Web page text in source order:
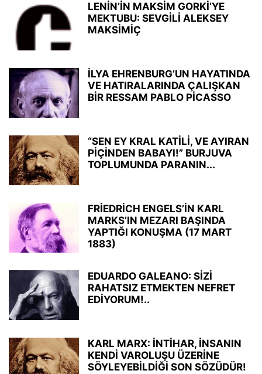
LENİN’İN MAKSİM GORKİ’YE
MEKTUBU: SEVGİLİ ALEKSEY
MAKSİMİÇ
İLYA EHRENBURG’UN HAYATINDA
VE HATIRALARINDA ÇALIŞKAN
BİR RESSAM PABLO PİCASSO
“SEN EY KRAL KATİLİ, VE AYIRAN
PİÇİNDEN BABAYI!” BURJUVA
TOPLUMUNDA PARANIN...
FRİEDRİCH ENGELS’İN KARL
MARKS’IN MEZARI BAŞINDA
YAPTIĞI KONUŞMA (17 MART
1883)
EDUARDO GALEANO: SİZİ
RAHATSIZ ETMEKTEN NEFRET
EDİYORUM!..
KARL MARX: İNTİHAR, İNSANIN
KENDİ VAROLUŞU ÜZERİNE
SÖYLEYEBİLDİĞİ SON SÖZÜDÜR!